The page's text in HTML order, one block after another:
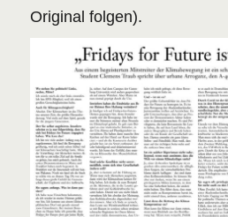
Original folgen).